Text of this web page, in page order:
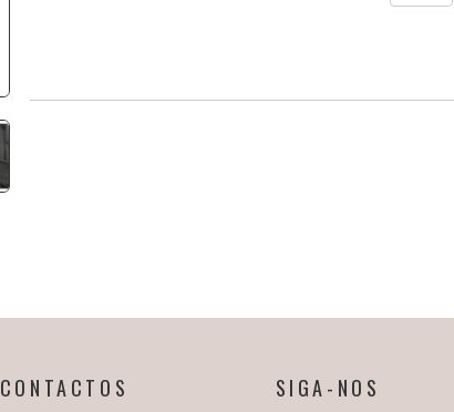
CONTACTOS
SIGA-NOS